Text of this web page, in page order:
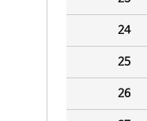
24
25
26